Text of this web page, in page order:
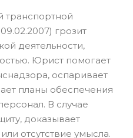
транспортной
грозит
деятельности,
Юрист помогает
оспаривает
планы обеспечения
В случае
доказывает
отсутствие умысла.